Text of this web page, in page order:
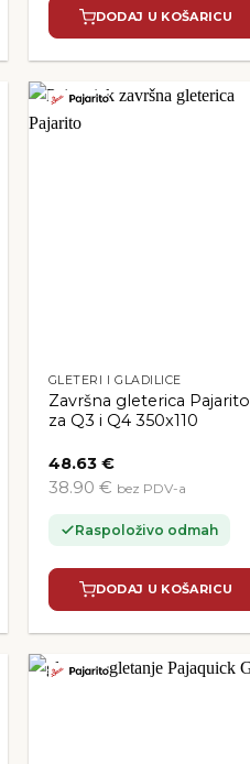
DODAJ U KOŠARICU
GLETERI I GLADILICE
Završna gleterica Pajarito
za Q3 i Q4 350x110
48.63 €
38.90 € bez PDV-a
Raspoloživo odmah
DODAJ U KOŠARICU